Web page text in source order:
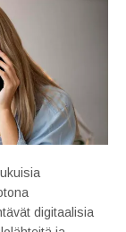
digitaalisia